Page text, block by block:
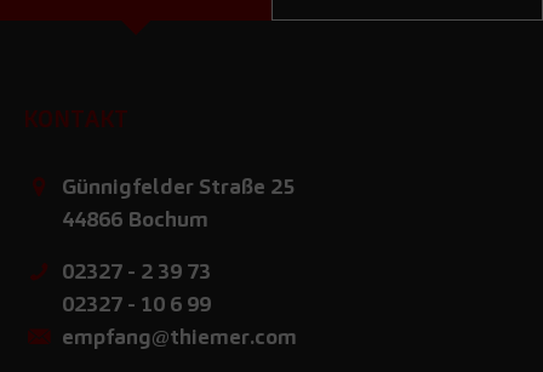
KONTAKT
Günnigfelder Straße 25
44866 Bochum
02327 - 2 39 73
02327 - 10 6 99
empfang@thiemer.com